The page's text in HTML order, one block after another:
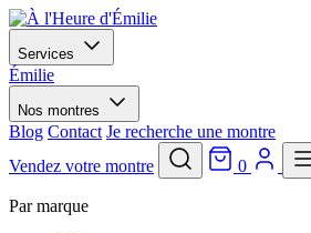
Services
Émilie
Nos montres
Blog Contact Je recherche une montre
Vendez votre montre
0
Par marque